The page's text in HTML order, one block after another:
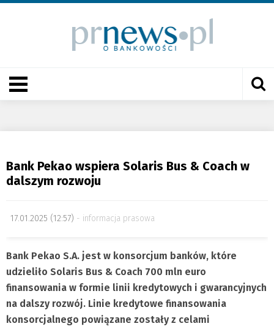
Bank Pekao wspiera Solaris Bus & Coach w
dalszym rozwoju
17.01.2025 (12:57) informacja prasowa
Bank Pekao S.A. jest w konsorcjum banków, które
udzieliło Solaris Bus & Coach 700 mln euro
finansowania w formie linii kredytowych i gwarancyjnych
na dalszy rozwój. Linie kredytowe finansowania
konsorcjalnego powiązane zostały z celami